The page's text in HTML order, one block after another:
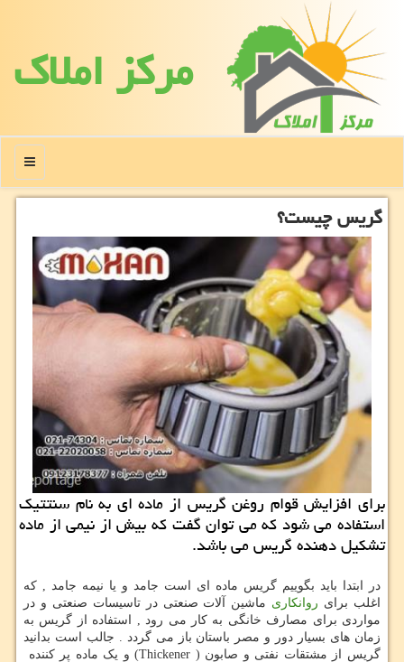
مركز املاك
منو
گریس چیست؟
برای افزایش قوام روغن گریس از ماده ای به نام سنتتیک
استفاده می شود که می توان گفت که بیش از نیمی از ماده
تشکیل دهنده گریس می باشد.
در ابتدا باید بگوییم گریس ماده ای است جامد و یا نیمه جامد , که
اغلب برای روانکاری ماشین آلات صنعتی در تاسیسات صنعتی و در
مواردی برای مصارف خانگی به کار می رود , استفاده از گریس به
زمان های بسیار دور و مصر باستان باز می گردد . جالب است بدانید
گریس از مشتقات نفتی و صابون (Thickener ) و یک ماده پر کننده